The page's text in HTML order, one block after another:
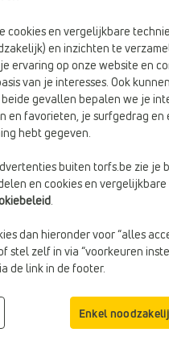
cookies en vergelijkbare
en inzichten te
ervaring op onze website en
van je interesses. Ook
gevallen bepalen we je
en favorieten, je surfgedrag en
hebt gegeven.
buiten torfs.be zie je
en cookies en
.
dan hieronder voor “alles
stel zelf in via “voorkeuren
de link in de footer.
Enkel